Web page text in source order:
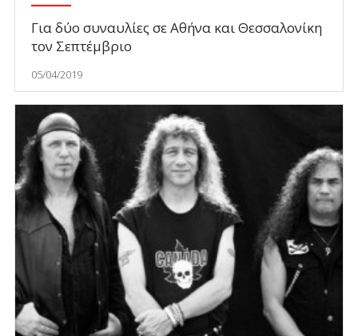
Για δύο συναυλίες σε Αθήνα και Θεσσαλονίκη
τον Σεπτέμβριο
05/04/2019